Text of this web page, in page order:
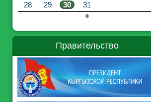
28
29 30 31
©
Правительство